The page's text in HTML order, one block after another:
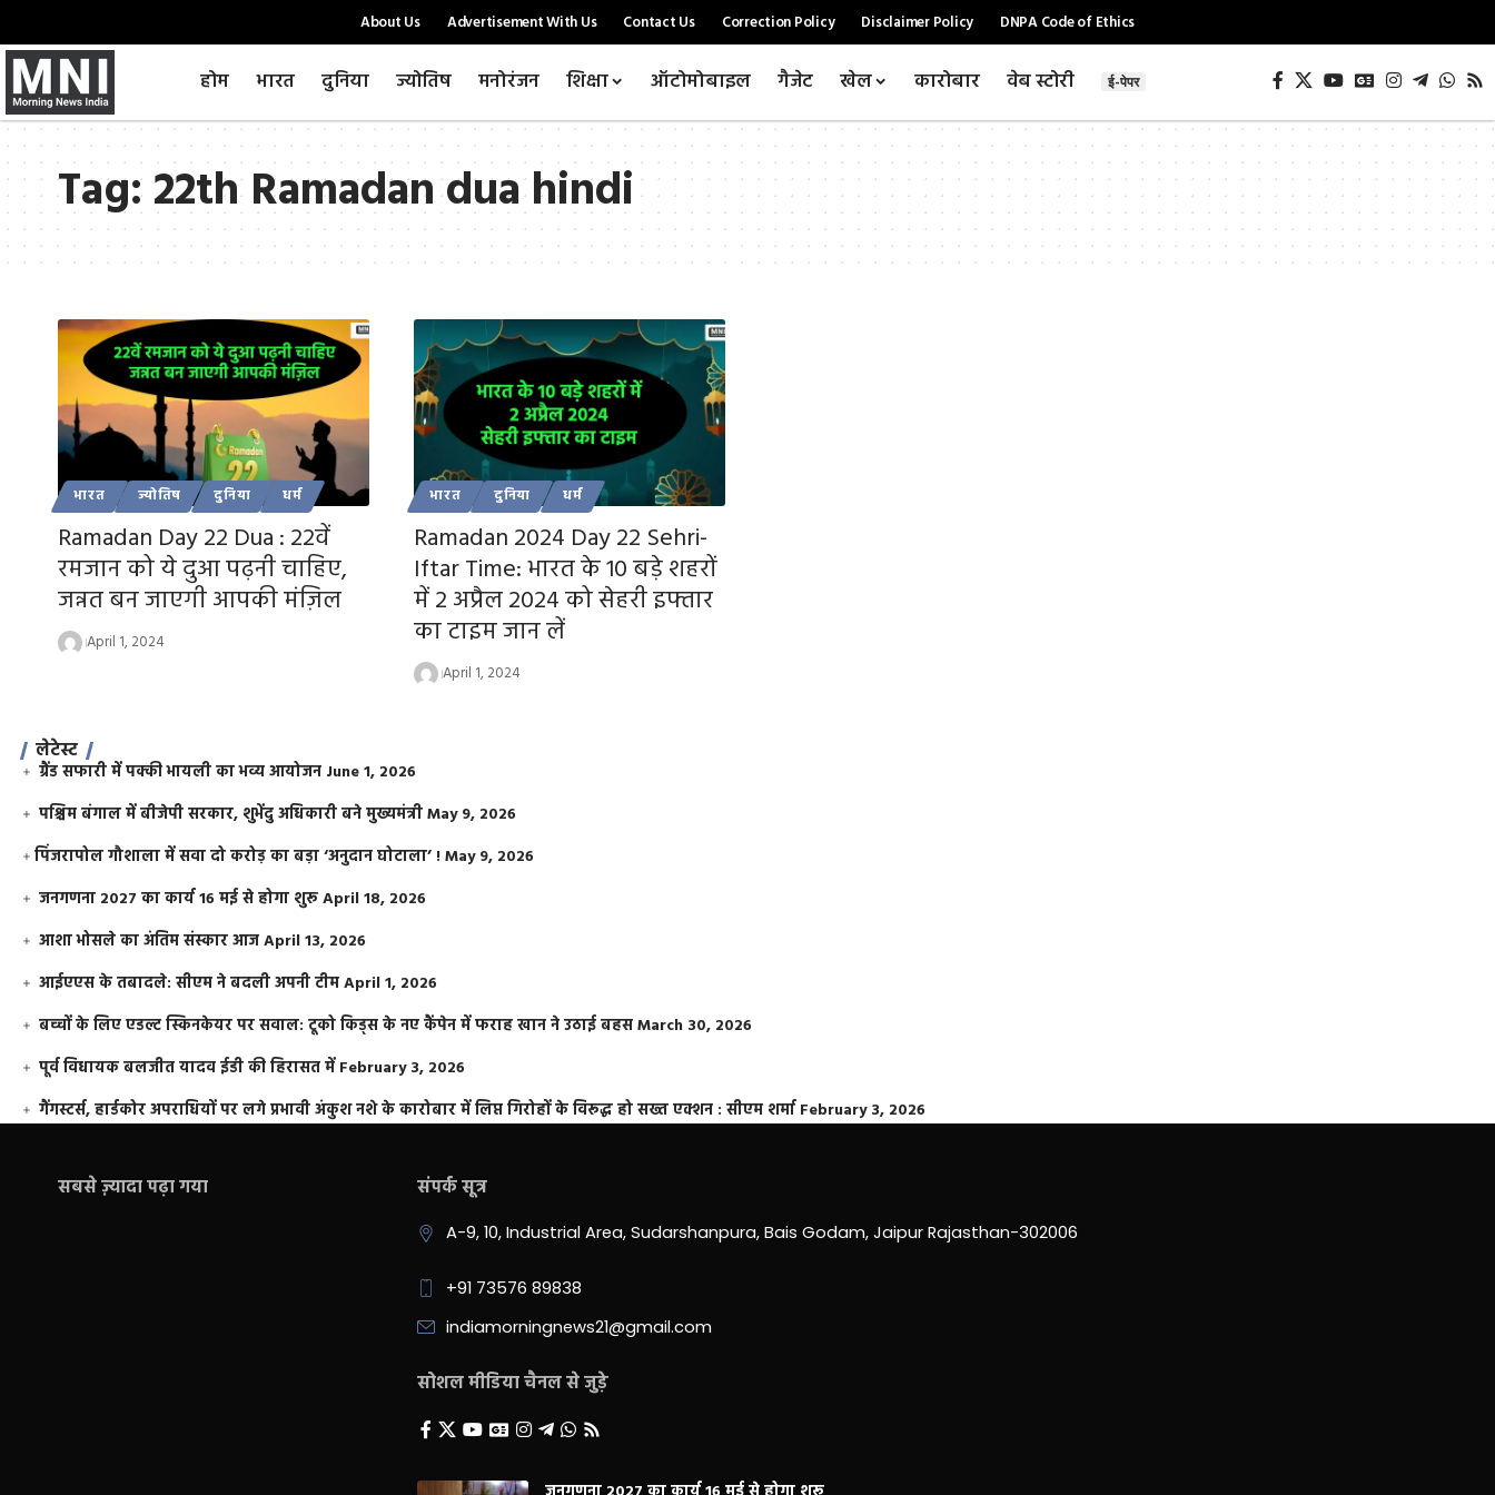
About Us Advertisement With Us Contact Us Correction Policy Disclaimer Policy DNPA Code of Ethics
होम भारत दुनिया ज्योतिष मनोरंजन शिक्षा ऑटोमोबाइल गैजेट खेल कारोबार वेब स्टोरी ई-पेपर
Tag:22th Ramadan dua hindi
भारत ज्योतिष दुनिया धर्म
Ramadan Day 22 Dua : 22वें
रमजान को ये दुआ पढ़नी चाहिए,
जन्नत बन जाएगी आपकी मंज़िल
April 1, 2024
भारत दुनिया धर्म
Ramadan 2024 Day 22 Sehri-
Iftar Time: भारत के 10 बड़े शहरों
में 2 अप्रैल 2024 को सेहरी इफ्तार
का टाइम जान लें
April 1, 2024
लेटेस्ट
ग्रैंड सफारी में पक्की भायली का भव्य आयोजन June 1, 2026
पश्चिम बंगाल में बीजेपी सरकार, शुभेंदु अधिकारी बने मुख्यमंत्रीMay 9, 2026
​पिंजरापोल गौशाला में सवा दो करोड़ का बड़ा ‘अनुदान घोटाला’ !May 9, 2026
जनगणना 2027 का कार्य 16 मई से होगा शुरूApril 18, 2026
आशा भोसले का अंतिम संस्कार आजApril 13, 2026
आईएएस के तबादले: सीएम ने बदली अपनी टीमApril 1, 2026
बच्चों के लिए एडल्ट स्किनकेयर पर सवाल: टूको किड्स के नए कैंपेन में फराह खान ने उठाई बहसMarch 30, 2026
पूर्व विधायक बलजीत यादव ईडी की हिरासत में February 3, 2026
गैंगस्टर्स, हार्डकोर अपराधियों पर लगे प्रभावी अंकुश नशे के कारोबार में लिप्त गिरोहों के विरूद्ध हो सख्त एक्शन : सीएम शर्मा February 3, 2026
सबसे ज़्यादा पढ़ा गया संपर्क सूत्र
A-9, 10, Industrial Area, Sudarshanpura, Bais Godam, Jaipur Rajasthan-302006
+91 73576 89838
indiamorningnews21@gmail.com
सोशल मीडिया चैनल से जुड़े